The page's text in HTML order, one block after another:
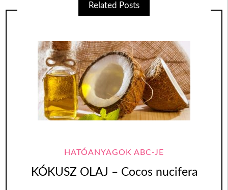
Related Posts
HATÓANYAGOK ABC-JE
KÓKUSZ OLAJ – Cocos nucifera